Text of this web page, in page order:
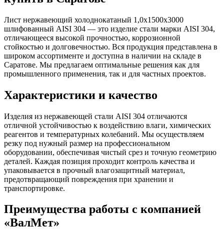
Лист нержавеющий холоднокатаный 1,0х1500х3000
шлифованный AISI 304 — это изделие стали марки AISI 304,
отличающееся высокой прочностью, коррозионной
стойкостью и долговечностью. Вся продукция представлена в
широком ассортименте и доступна в наличии на складе в
Саратове. Мы предлагаем оптимальные решения как для
промышленного применения, так и для частных проектов.
Характеристики и качество
Изделия из нержавеющей стали AISI 304 отличаются
отличной устойчивостью к воздействию влаги, химических
реагентов и температурных колебаний. Мы осуществляем
резку под нужный размер на профессиональном
оборудовании, обеспечивая чистый срез и точную геометрию
деталей. Каждая позиция проходит контроль качества и
упаковывается в прочный влагозащитный материал,
предотвращающий повреждения при хранении и
транспортировке.
Преимущества работы с компанией
«ВалМет»